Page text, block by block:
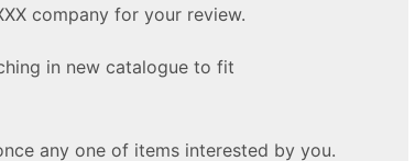
company for your review.
in new catalogue to fit
any one of items interested by you.